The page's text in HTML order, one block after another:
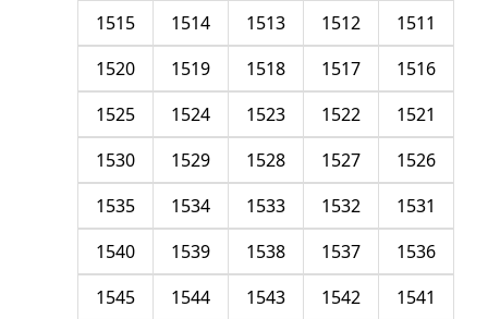
1511
1512
1513
1514
1515
1516
1517
1518
1519
1520
1521
1522
1523
1524
1525
1526
1527
1528
1529
1530
1531
1532
1533
1534
1535
1536
1537
1538
1539
1540
1541
1542
1543
1544
1545